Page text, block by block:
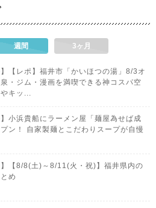
週間 3ヶ月
】【レポ】福井市「かいほつの湯」8/3オ
・ジム・漫画を満喫できる神コスパ空
キッ...
】小浜貴船にラーメン屋「麺屋為せば成
ン！ 自家製麺とこだわりスープが自慢
】【8/8(土)～8/11(火・祝)】福井県内の
め